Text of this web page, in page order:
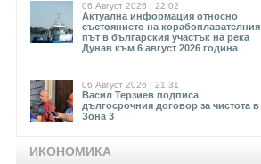
06 Август 2026 | 22:02
Актуална информация относно
състоянието на корабоплавателния
път в българския участък на река
Дунав към 6 август 2026 година
06 Август 2026 | 21:31
Васил Терзиев подписа
дългосрочния договор за чистота в
Зона 3
ИКОНОМИКА